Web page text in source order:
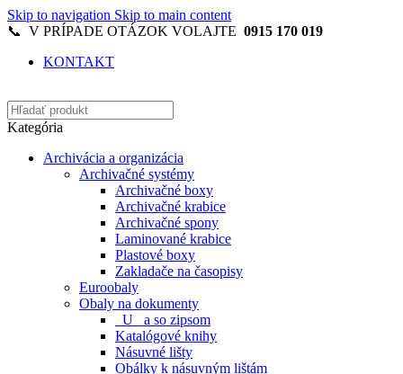
Skip to navigation Skip to main content
📞 V PRÍPADE OTÁZOK VOLAJTE 0915 170 019
KONTAKT
Kategória
Archivácia a organizácia
Archivačné systémy
Archivačné boxy
Archivačné krabice
Archivačné spony
Laminované krabice
Plastové boxy
Zakladače na časopisy
Euroobaly
Obaly na dokumenty
_U_ a so zipsom
Katalógové knihy
Násuvné lišty
Obálky k násuvným lištám